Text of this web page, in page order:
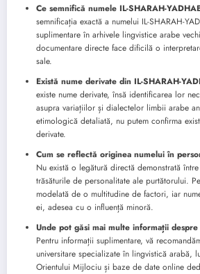
Ce semnifică numele IL-SHARAH-
semnificația exactă a numelui IL-SHARAH-
suplimentare în arhivele lingvistice arabe
documentare directe face dificilă o
sale.
Există nume derivate din IL-SHARAH-
existe nume derivate, însă identificarea lor
asupra variațiilor și dialectelor limbii arabe
etimologică detaliată, nu putem confirma
derivate.
Cum se reflectă originea numelui în
Nu există o legătură directă demonstrată
trăsăturile de personalitate ale purtătorului.
modelată de o multitudine de factori, iar
ei, adesea cu o influență minoră.
Unde pot găsi mai multe informații
Pentru informații suplimentare, vă
universitare specializate în lingvistică arabă,
Orientului Mijlociu și baze de date online